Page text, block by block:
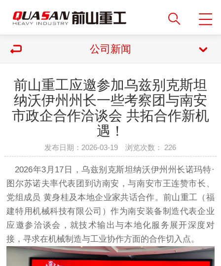
公司新闻
前山重工应邀参加乌兹别克斯坦
纳沃伊州州长一些考察团与南安
市政企合作洽谈会 共拓合作新机
遇！
发布日期：2026-03-19 浏览次数： 226
2026年3月17日，乌兹别克斯坦纳沃伊州州长诺玛特·
图尔苏诺夫率代表团到访南安，与南安市王连赞市长、
党组成员 黄身桂及本地企业家共话合作。前山重工（福
建特用机械科技有限公司）作为南安装备制造代表企业
应邀参洽谈会，就技术输出与本地化服务展开深度对
接，寻求在机械制造与工业协作方面的合作切入点。